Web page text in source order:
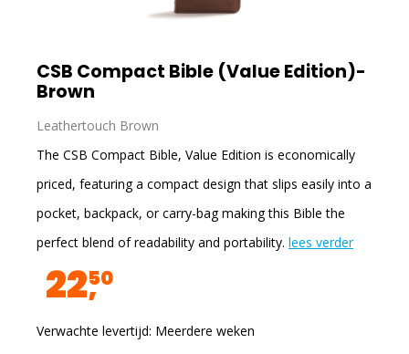
CSB Compact Bible (Value Edition)-
Brown
Leathertouch Brown
The CSB Compact Bible, Value Edition is economically
priced, featuring a compact design that slips easily into a
pocket, backpack, or carry-bag making this Bible the
perfect blend of readability and portability. lees verder
2250
Verwachte levertijd: Meerdere weken